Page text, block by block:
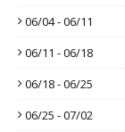
06/04 - 06/11
06/11 - 06/18
06/18 - 06/25
06/25 - 07/02